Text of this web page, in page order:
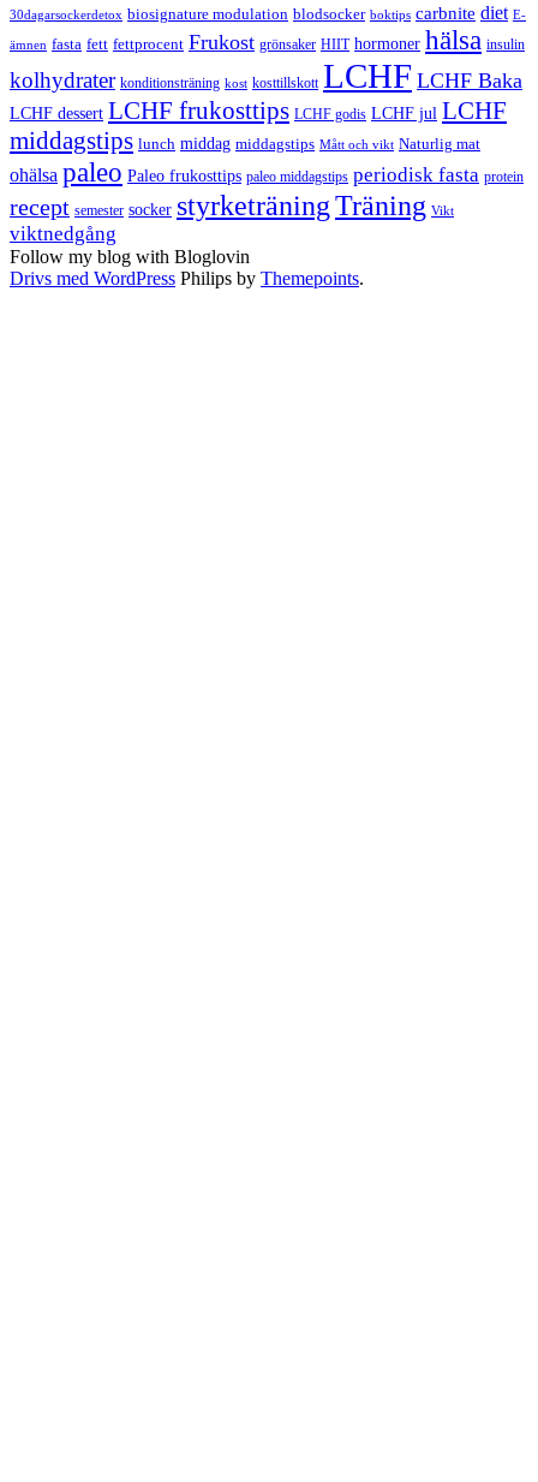
30dagarsockerdetox biosignature modulation blodsocker boktips carbnite diet E-
ämnen fasta fett fettprocent Frukost grönsaker HIIT hormoner hälsa insulin
kolhydrater konditionsträning kost kosttillskott LCHF LCHF Baka
LCHF dessert LCHF frukosttips LCHF godis LCHF jul LCHF
middagstips lunch middag middagstips Mått och vikt Naturlig mat
ohälsa paleo Paleo frukosttips paleo middagstips periodisk fasta protein
recept semester socker styrketräningTräning Vikt
viktnedgång
Follow my blog with Bloglovin
Drivs med WordPress Philips by Themepoints.